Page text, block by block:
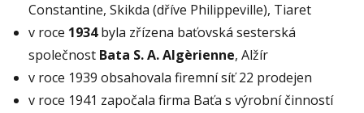
Constantine, Skikda (dříve Philippeville), Tiaret
v roce 1934byla zřízena baťovská sesterská
společnost Bata S. A. Algèrienne, Alžír
v roce 1939 obsahovala firemní síť 22 prodejen
v roce 1941 započala firma Baťa s výrobní činností